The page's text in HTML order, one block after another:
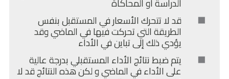
قد لا تتحرك الأسعار في المستقبل بنفس
الطريقة التي تحركت فيها في الماضي وقد
يؤدي ذلك إلى تباين في الأداء
يتم ضبط نتائج الأداء المستقبلي بدرجة عالية
على الأداء في الماضي و لكن هذه النتائج قد لا